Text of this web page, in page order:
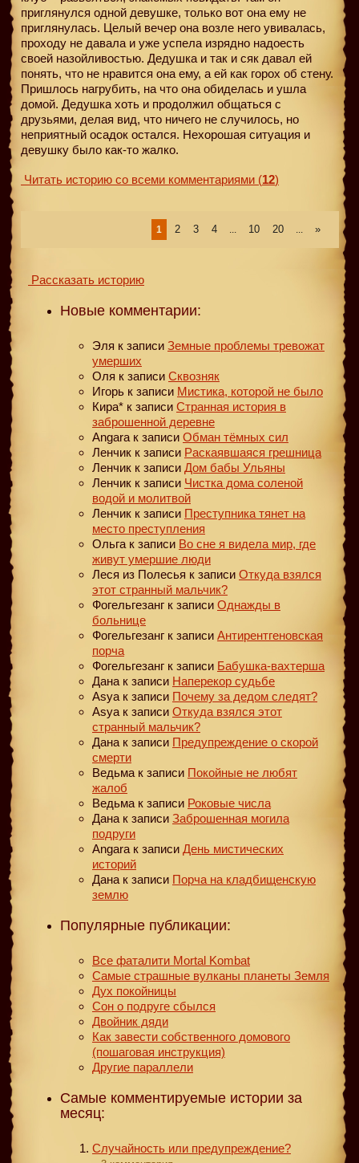
приглянулся одной девушке, только вот она ему не
приглянулась. Целый вечер она возле него увивалась,
проходу не давала и уже успела изрядно надоесть
своей назойливостью. Дедушка и так и сяк давал ей
понять, что не нравится она ему, а ей как горох об стену.
Пришлось нагрубить, на что она обиделась и ушла
домой. Дедушка хоть и продолжил общаться с
друзьями, делая вид, что ничего не случилось, но
неприятный осадок остался. Нехорошая ситуация и
девушку было как-то жалко.
Читать историю со всеми комментариями (12)
1 2 3 4 ... 10 20 ... »
Рассказать историю
Новые комментарии:
Эля к записи Земные проблемы тревожат
умерших
Оля к записи Сквозняк
Игорь к записи Мистика, которой не было
Кира* к записи Странная история в
заброшенной деревне
Angara к записи Обман тёмных сил
Ленчик к записи Раскаявшаяся грешница
Ленчик к записи Дом бабы Ульяны
Ленчик к записи Чистка дома соленой
водой и молитвой
Ленчик к записи Преступника тянет на
место преступления
Ольга к записи Во сне я видела мир, где
живут умершие люди
Леся из Полесья к записи Откуда взялся
этот странный мальчик?
Фогельгезанг к записи Однажды в
больнице
Фогельгезанг к записи Антирентгеновская
порча
Фогельгезанг к записи Бабушка-вахтерша
Дана к записи Наперекор судьбе
Asya к записи Почему за дедом следят?
Asya к записи Откуда взялся этот
странный мальчик?
Дана к записи Предупреждение о скорой
смерти
Ведьма к записи Покойные не любят
жалоб
Ведьма к записи Роковые числа
Дана к записи Заброшенная могила
подруги
Angara к записи День мистических
историй
Дана к записи Порча на кладбищенскую
землю
Популярные публикации:
Все фаталити Mortal Kombat
Самые страшные вулканы планеты Земля
Дух покойницы
Сон о подруге сбылся
Двойник дяди
Как завести собственного домового
(пошаговая инструкция)
Другие параллели
Самые комментируемые истории за
месяц:
Случайность или предупреждение?